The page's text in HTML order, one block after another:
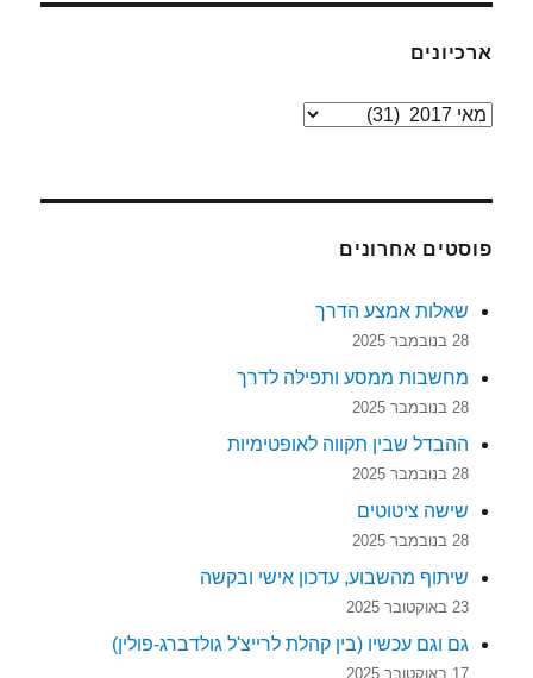
ארכיונים
ארכיונים
פוסטים אחרונים
שאלות אמצע הדרך
28 בנובמבר 2025
מחשבות ממסע ותפילה לדרך
28 בנובמבר 2025
ההבדל שבין תקווה לאופטימיות
28 בנובמבר 2025
שישה ציטוטים
28 בנובמבר 2025
שיתוף מהשבוע, עדכון אישי ובקשה
23 באוקטובר 2025
גם וגם עכשיו (בין קהלת לרייצ'ל גולדברג-פולין)
17 באוקטובר 2025